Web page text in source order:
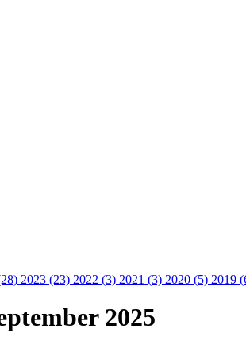
2023 (23) 2022 (3) 2021 (3) 2020 (5) 2019
2025